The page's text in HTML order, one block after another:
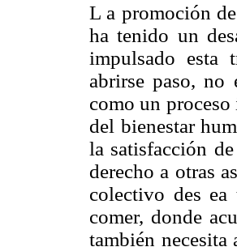
L a promoción
ha tenido un
impulsado esta
abrirse paso, no
como un
del bienestar
la satisfacción
derecho a otras
colectivo des
comer, donde
también necesita